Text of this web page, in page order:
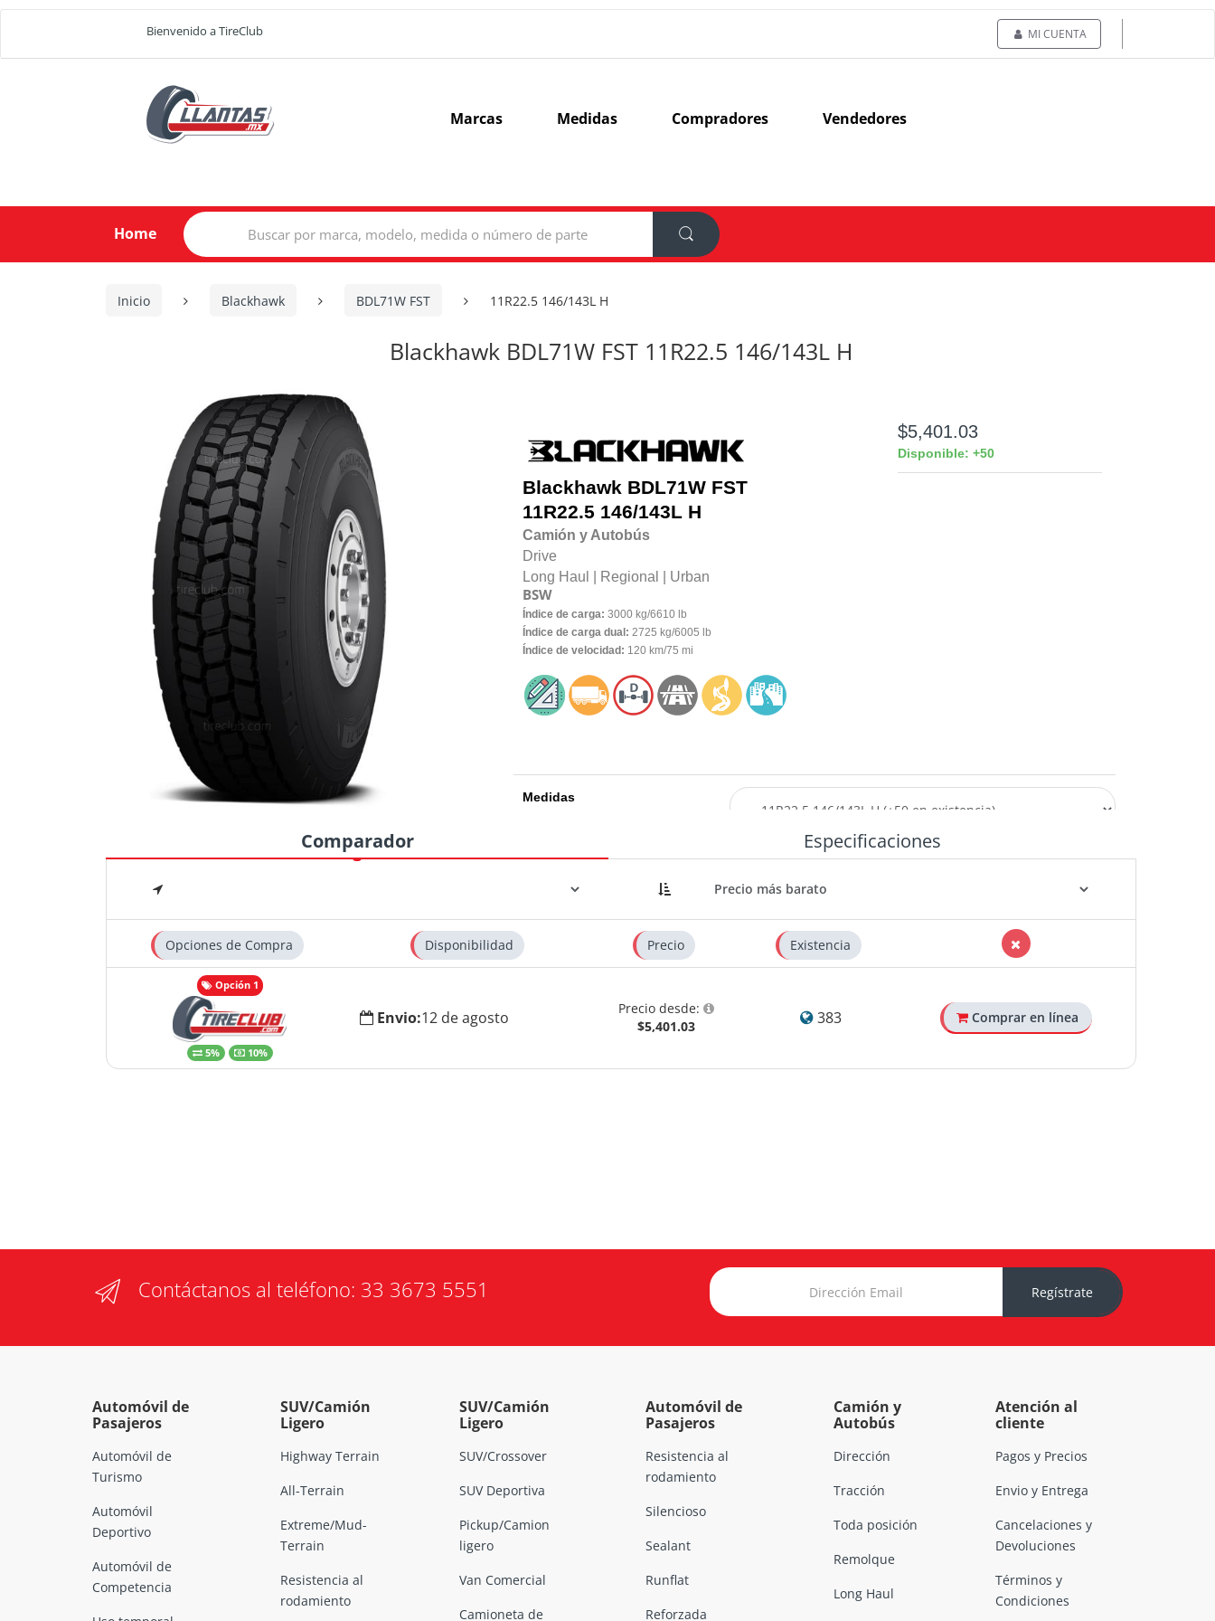
Bienvenido a TireClub MI CUENTA
Marcas Medidas Compradores Vendedores
Home
Search
for:
Inicio Blackhawk BDL71W FST 11R22.5 146/143L H
Blackhawk BDL71W FST 11R22.5 146/143L H
Blackhawk BDL71W FST
11R22.5 146/143L H
Camión y Autobús
Drive
Long Haul |
Regional | Urban
BSW
Índice de carga: 3000 kg/6610 lb
Índice de carga dual: 2725 kg/6005 lb
Índice de velocidad: 120 km/75 mi
$5,401.03
Disponible: +50
Medidas
Comparador Especificaciones
Opciones de Compra Disponibilidad Precio Existencia
Opción 1
5% 10%
Envio:12 de agosto
Precio desde:
$5,401.03
383 Comprar en línea
Contáctanos al teléfono: 33 3673 5551 Regístrate
Automóvil de
Pasajeros
Automóvil de
Turismo
Automóvil
Deportivo
Automóvil de
Competencia
SUV/Camión
Ligero
Highway Terrain
All-Terrain
Extreme/Mud-
Terrain
Resistencia al
rodamiento
SUV/Camión
Ligero
SUV/Crossover
SUV Deportiva
Pickup/Camion
ligero
Van Comercial
Camioneta de
Automóvil de
Pasajeros
Resistencia al
rodamiento
Silencioso
Sealant
Runflat
Reforzada
Camión y
Autobús
Dirección
Tracción
Toda posición
Remolque
Long Haul
Atención al
cliente
Pagos y Precios
Envio y Entrega
Cancelaciones y
Devoluciones
Términos y
Condiciones